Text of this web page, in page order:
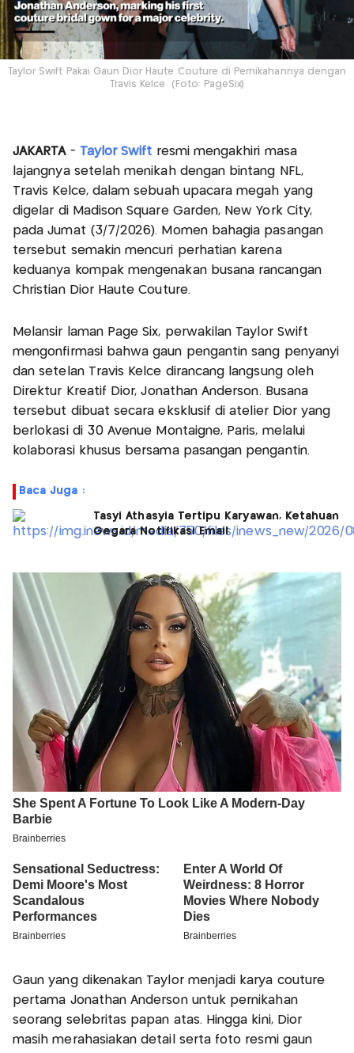
Taylor Swift Pakai Gaun Dior Haute Couture di Pernikahannya dengan
Travis Kelce (Foto: PageSix)
JAKARTA- Taylor Swift resmi mengakhiri masa
lajangnya setelah menikah dengan bintang NFL,
Travis Kelce, dalam sebuah upacara megah yang
digelar di Madison Square Garden, New York City,
pada Jumat (3/7/2026). Momen bahagia pasangan
tersebut semakin mencuri perhatian karena
keduanya kompak mengenakan busana rancangan
Christian Dior Haute Couture.
Melansir laman Page Six, perwakilan Taylor Swift
mengonfirmasi bahwa gaun pengantin sang penyanyi
dan setelan Travis Kelce dirancang langsung oleh
Direktur Kreatif Dior, Jonathan Anderson. Busana
tersebut dibuat secara eksklusif di atelier Dior yang
berlokasi di 30 Avenue Montaigne, Paris, melalui
kolaborasi khusus bersama pasangan pengantin.
Baca Juga :
Tasyi Athasyia Tertipu Karyawan, Ketahuan
Gegara Notifikasi Email
Gaun yang dikenakan Taylor menjadi karya couture
pertama Jonathan Anderson untuk pernikahan
seorang selebritas papan atas. Hingga kini, Dior
masih merahasiakan detail serta foto resmi gaun